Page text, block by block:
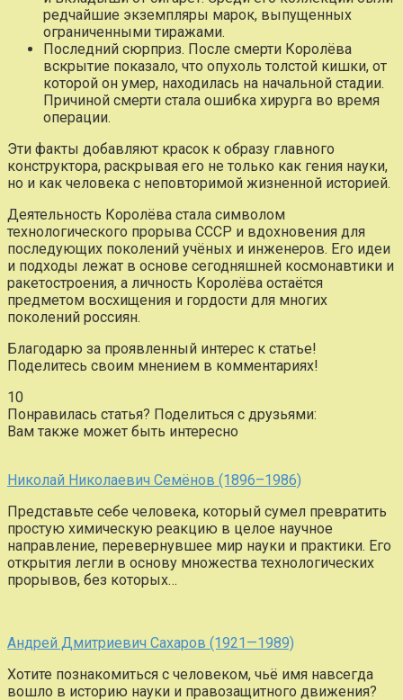
редчайшие экземпляры марок, выпущенных
ограниченными тиражами.
Последний сюрприз. После смерти Королёва
вскрытие показало, что опухоль толстой кишки, от
которой он умер, находилась на начальной стадии.
Причиной смерти стала ошибка хирурга во время
операции.
Эти факты добавляют красок к образу главного
конструктора, раскрывая его не только как гения науки,
но и как человека с неповторимой жизненной историей.
Деятельность Королёва стала символом
технологического прорыва СССР и вдохновения для
последующих поколений учёных и инженеров. Его идеи
и подходы лежат в основе сегодняшней космонавтики и
ракетостроения, а личность Королёва остаётся
предметом восхищения и гордости для многих
поколений россиян.
Благодарю за проявленный интерес к статье!
Поделитесь своим мнением в комментариях!
10
Понравилась статья? Поделиться с друзьями:
Вам также может быть интересно
Николай Николаевич Семёнов (1896–1986)
Представьте себе человека, который сумел превратить
простую химическую реакцию в целое научное
направление, перевернувшее мир науки и практики. Его
открытия легли в основу множества технологических
прорывов, без которых…
Андрей Дмитриевич Сахаров (1921—1989)
Хотите познакомиться с человеком, чьё имя навсегда
вошло в историю науки и правозащитного движения?